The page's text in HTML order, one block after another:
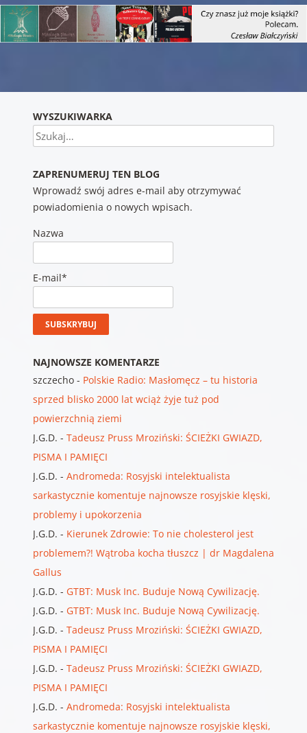
WYSZUKIWARKA
Szukaj
ZAPRENUMERUJ TEN BLOG
Wprowadź swój adres e-mail aby otrzymywać
powiadomienia o nowych wpisach.
Nazwa
E-mail*
NAJNOWSZE KOMENTARZE
szczecho- Polskie Radio: Masłomęcz – tu historia
sprzed blisko 2000 lat wciąż żyje tuż pod
powierzchnią ziemi
J.G.D. - Tadeusz Pruss Mroziński: ŚCIEŻKI GWIAZD,
PISMA I PAMIĘCI
J.G.D. - Andromeda: Rosyjski intelektualista
sarkastycznie komentuje najnowsze rosyjskie klęski,
problemy i upokorzenia
J.G.D. - Kierunek Zdrowie: To nie cholesterol jest
problemem?! Wątroba kocha tłuszcz | dr Magdalena
Gallus
J.G.D. - GTBT: Musk Inc. Buduje Nową Cywilizację.
J.G.D. - GTBT: Musk Inc. Buduje Nową Cywilizację.
J.G.D. - Tadeusz Pruss Mroziński: ŚCIEŻKI GWIAZD,
PISMA I PAMIĘCI
J.G.D. - Tadeusz Pruss Mroziński: ŚCIEŻKI GWIAZD,
PISMA I PAMIĘCI
J.G.D. - Andromeda: Rosyjski intelektualista
sarkastycznie komentuje najnowsze rosyjskie klęski,